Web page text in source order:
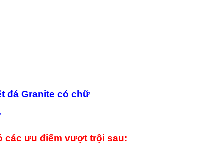
đá Granite có chữ
các ưu điểm vượt trội sau: